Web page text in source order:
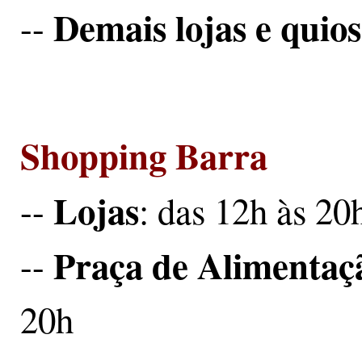
-- Demais lojas e
Shopping Barra
-- Lojas: das 12h às
-- Praça de
20h